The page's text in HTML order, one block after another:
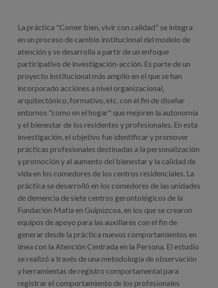
Noticias
Blog
Prensa
Trabaja con nosotros
La práctica "Comer bien, vivir con calidad" se integra
en un proceso de cambio institucional del modelo de
atención y se desarrolla a partir de un enfoque
participativo de investigación-acción. Es parte de un
proyecto institucional más amplio en el que se han
incorporado acciones a nivel organizacional,
arquitectónico, formativo, etc. con el fin de diseñar
entornos "como en el hogar" que mejoren la autonomía
y el bienestar de los residentes y profesionales. En esta
investigación, el objetivo fue identificar y promover
prácticas profesionales destinadas a la personalización
y promoción y al aumento del bienestar y la calidad de
vida en los comedores de los centros residenciales. La
práctica se desarrolló en los comedores de las unidades
de demencia de siete centros gerontológicos de la
Fundación Matia en Guipúzcoa, en los que se crearon
equipos de apoyo para las auxiliares con el fin de
generar desde la práctica nuevos comportamientos en
línea con la Atención Centrada en la Persona. El estudio
se realizó a través de una metodología de observación
y herramientas de registro comportamental para
registrar el comportamiento de los profesionales